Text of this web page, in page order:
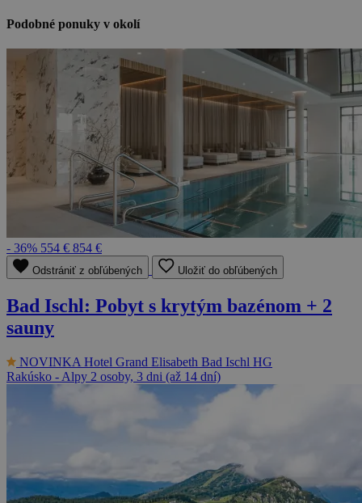
Podobné ponuky v okolí
- 36% 554 € 854 €
Odstrániť z obľúbených Uložiť do obľúbených
Bad Ischl: Pobyt s krytým bazénom + 2
sauny
NOVINKA Hotel Grand Elisabeth Bad Ischl HG
Rakúsko - Alpy 2 osoby, 3 dni (až 14 dní)